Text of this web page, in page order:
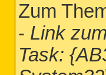
Zum
- Link
Task: